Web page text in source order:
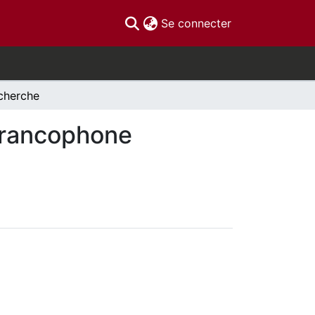
Se connecter(current)